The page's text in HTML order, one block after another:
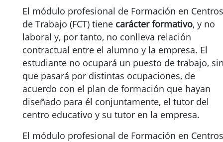
El módulo profesional de Formación en Centros
de Trabajo (FCT) tiene carácter formativo, y no
laboral y, por tanto, no conlleva relación
contractual entre el alumno y la empresa. El
estudiante no ocupará un puesto de trabajo,
que pasará por distintas ocupaciones, de
acuerdo con el plan de formación que hayan
diseñado para él conjuntamente, el tutor del
centro educativo y su tutor en la empresa.
El módulo profesional de Formación en Centros